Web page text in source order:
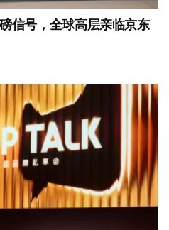
信号，全球高层亲临京东